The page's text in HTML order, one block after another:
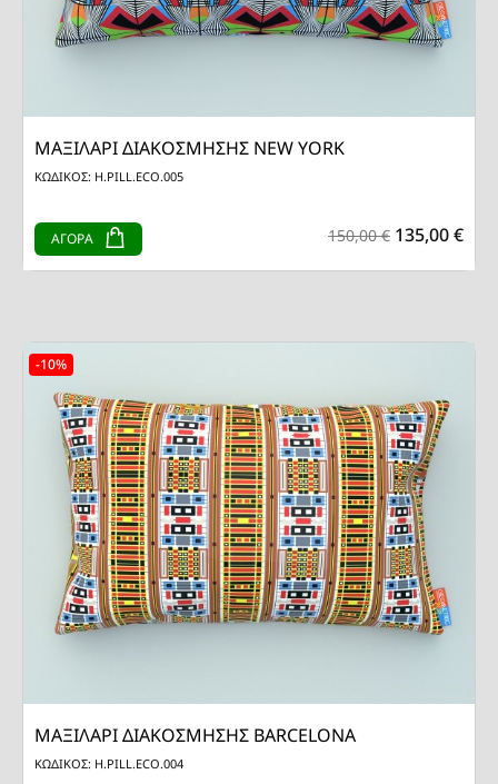
ΜΑΞΙΛΑΡΙ ΔΙΑΚΟΣΜΗΣΗΣ NEW YORK
ΚΩΔΙΚΟΣ: H.PILL.ECO.005
ΑΓΟΡΑ 150,00 € 135,00 €
ΜΑΞΙΛΑΡΙ ΔΙΑΚΟΣΜΗΣΗΣ BARCELONA
ΚΩΔΙΚΟΣ: H.PILL.ECO.004
-10%